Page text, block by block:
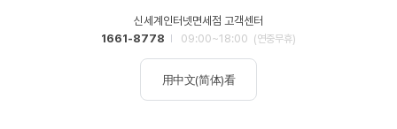
신세계인터넷면세점 고객센터
1661-8778
09:00~18:00 (연중무휴)
用中文(简体)看